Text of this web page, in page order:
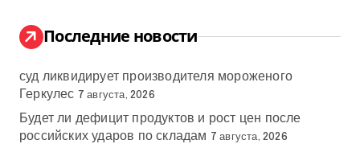
:
Последние новости
суд ликвидирует производителя мороженого
Геркулес 7 августа, 2026
Будет ли дефицит продуктов и рост цен после
российских ударов по складам 7 августа, 2026